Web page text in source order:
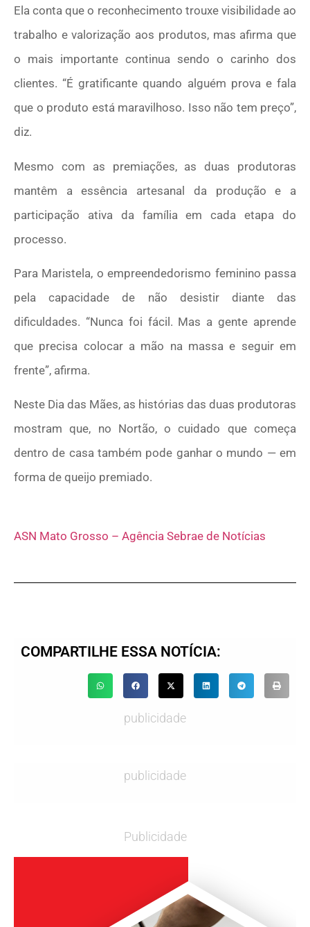
Ela conta que o reconhecimento trouxe visibilidade ao
trabalho e valorização aos produtos, mas afirma que
o mais importante continua sendo o carinho dos
clientes. “É gratificante quando alguém prova e fala
que o produto está maravilhoso. Isso não tem preço”,
diz.
Mesmo com as premiações, as duas produtoras
mantêm a essência artesanal da produção e a
participação ativa da família em cada etapa do
processo.
Para Maristela, o empreendedorismo feminino passa
pela capacidade de não desistir diante das
dificuldades. “Nunca foi fácil. Mas a gente aprende
que precisa colocar a mão na massa e seguir em
frente”, afirma.
Neste Dia das Mães, as histórias das duas produtoras
mostram que, no Nortão, o cuidado que começa
dentro de casa também pode ganhar o mundo — em
forma de queijo premiado.
ASN Mato Grosso – Agência Sebrae de Notícias
COMPARTILHE ESSA NOTÍCIA:
publicidade
publicidade
Publicidade